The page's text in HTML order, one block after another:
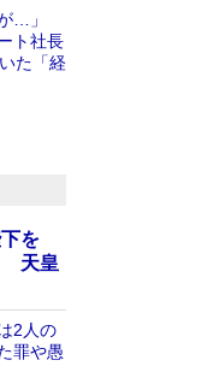
が…」
ト社長
た「経
を
天皇
2人の
罪や愚